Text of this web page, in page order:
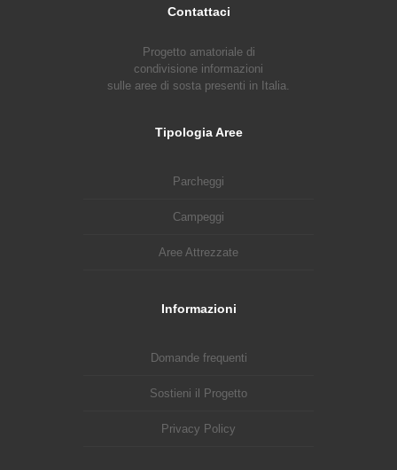
Contattaci
Progetto amatoriale di
condivisione informazioni
sulle aree di sosta presenti in Italia.
Tipologia Aree
Parcheggi
Campeggi
Aree Attrezzate
Informazioni
Domande frequenti
Sostieni il Progetto
Privacy Policy